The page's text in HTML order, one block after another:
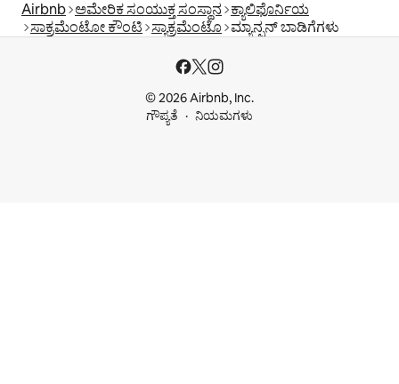
Airbnb ಅಮೇರಿಕ ಸಂಯುಕ್ತ ಸಂಸ್ಥಾನ ಕ್ಯಾಲಿಫೊರ್ನಿಯ
ಸಾಕ್ರಮೆಂಟೋ ಕೌಂಟಿ ಸ್ಯಾಕ್ರಮೆಂಟೊ ಮ್ಯಾನ್ಷನ್‌ ಬಾಡಿಗೆಗಳು
© 2026 Airbnb, Inc.
ಗೌಪ್ಯತೆ
ನಿಯಮಗಳು